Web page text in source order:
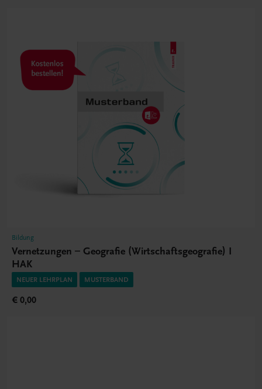
Bildung
Vernetzungen – Geografie (Wirtschaftsgeografie) I
HAK
NEUER LEHRPLAN MUSTERBAND
€ 0,00